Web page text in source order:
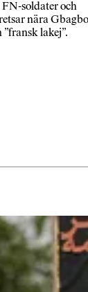
FN-soldater och
nära Gbagbo
lakej”.